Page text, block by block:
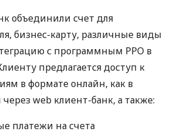
объединили счет для
бизнес-карту, различные виды
с программным РРО в
предлагается доступ к
в формате онлайн, как в
web клиент-банк, а также:
платежи на счета